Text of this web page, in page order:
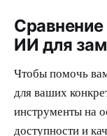
ИИ для
Чтобы помочь
для ваших
инструменты на
доступности и